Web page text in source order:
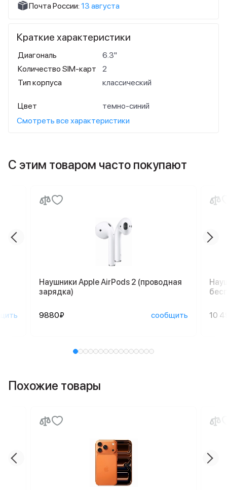
Почта России: 13 августа
Краткие характеристики
Диагональ
6.3"
Количество SIM-карт
2
Тип корпуса
классический
Цвет
темно-синий
Смотреть все характеристики
С этим товаром часто покупают
Наушники Apple AirPods 2 (проводная
зарядка)
9880₽ сообщить 10
Похожие товары